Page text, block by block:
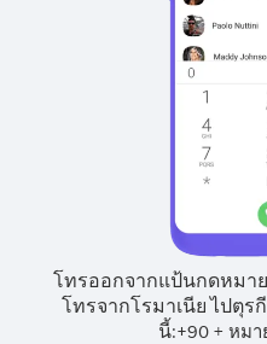
โทรออกจากแป้นกดหมา
โทรจากโรมาเนีย ไปตุร
นี้:+90+ หมา